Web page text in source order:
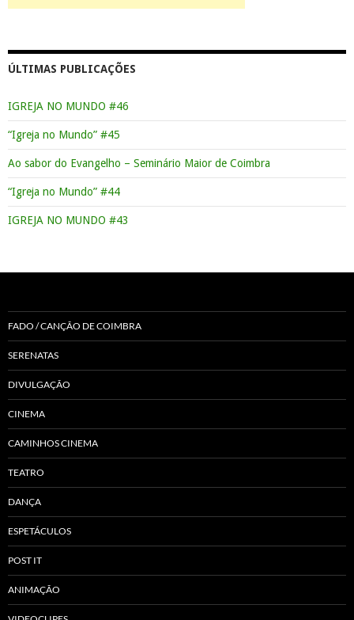
ÚLTIMAS PUBLICAÇÕES
IGREJA NO MUNDO #46
“Igreja no Mundo” #45
Ao sabor do Evangelho – Seminário Maior de Coimbra
“Igreja no Mundo” #44
IGREJA NO MUNDO #43
FADO / CANÇÃO DE COIMBRA
SERENATAS
DIVULGAÇÃO
CINEMA
CAMINHOS CINEMA
TEATRO
DANÇA
ESPETÁCULOS
POST IT
ANIMAÇÃO